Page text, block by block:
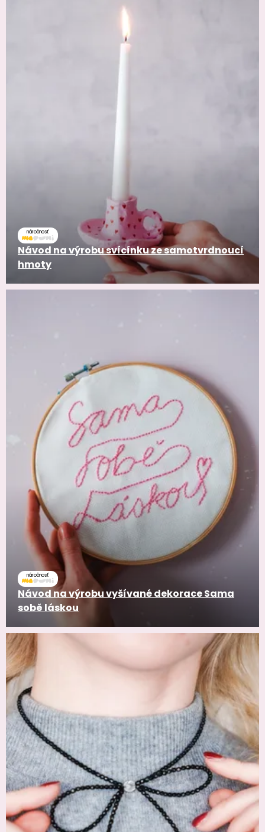
náročnosť
Návod na výrobu svícínku ze samotvrdnoucí
hmoty
náročnosť
Návod na výrobu vyšívané dekorace Sama
sobě láskou